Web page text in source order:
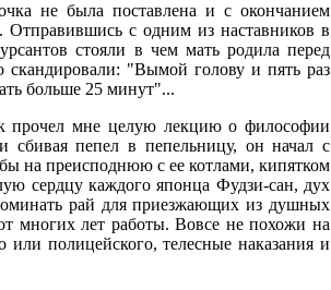
не была поставлена и с окончанием
с одним из наставников в
стояли в чем мать родила перед
"Вымой голову и пять раз
больше 25 минут"...
прочел мне целую лекцию о философии
пепел в пепельницу, он начал с
на преисподнюю с ее котлами, кипятком
сердцу каждого японца Фудзи-сан, дух
рай для приезжающих из душных
многих лет работы. Вовсе не похожи на
полицейского, телесные наказания и